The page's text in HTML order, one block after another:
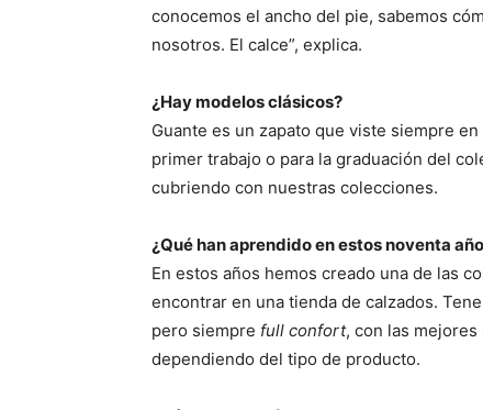
conocemos el ancho del pie, sabemos
nosotros. El calce”, explica.
¿Hay modelos clásicos?
Guante es un zapato que viste siempre
primer trabajo o para la graduación del
cubriendo con nuestras colecciones.
¿Qué han aprendido en estos noventa
En estos años hemos creado una de las
encontrar en una tienda de calzados.
pero siempre full confort, con las
dependiendo del tipo de producto.